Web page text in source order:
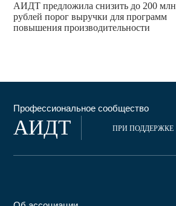
АИДТ предложила снизить до 200 млн
рублей порог выручки для программ
повышения производительности
Профессиональное сообщество
АИДТ ПРИ ПОДДЕРЖКЕ